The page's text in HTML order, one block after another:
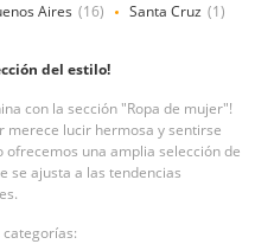
Aires (16) Santa Cruz (1)
del estilo!
con la sección "Ropa de mujer"!
merece lucir hermosa y sentirse
una amplia selección de
se ajusta a las tendencias